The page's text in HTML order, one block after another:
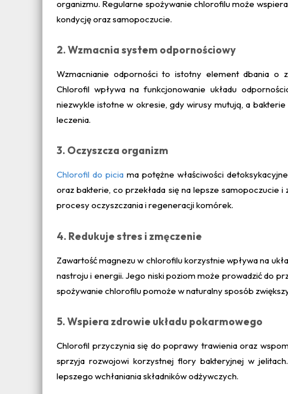
organizmu. Regularne spożywanie chlorofilu może
kondycję oraz samopoczucie.
2. Wzmacnia system odpornościowy
Wzmacnianie odporności to istotny element dbania o
Chlorofil wpływa na funkcjonowanie układu
niezwykle istotne w okresie, gdy wirusy mutują, a
leczenia.
3. Oczyszcza organizm
Chlorofil do piciama potężne właściwości
oraz bakterie, co przekłada się na lepsze samopoczucie
procesy oczyszczania i regeneracji komórek.
4. Redukuje stres i zmęczenie
Zawartość magnezu w chlorofilu korzystnie wpływa na
nastroju i energii. Jego niski poziom może prowadzić do
spożywanie chlorofilu pomoże w naturalny sposób
5. Wspiera zdrowie układu pokarmowego
Chlorofil przyczynia się do poprawy trawienia oraz
sprzyja rozwojowi korzystnej flory bakteryjnej w
lepszego wchłaniania składników odżywczych.